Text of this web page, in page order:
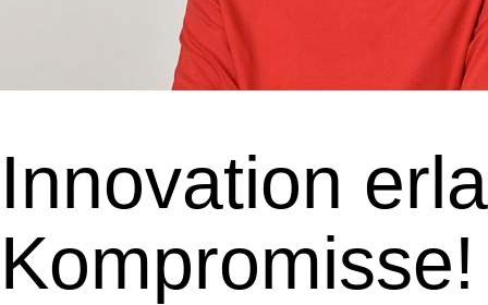
Innovation
Kompromisse!